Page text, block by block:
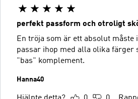
perfekt passform och otroligt
En tröja som är ett absolut måste
passar ihop med alla olika färger
"bas" komplement.
Hanna40